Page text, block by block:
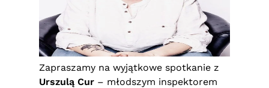
Zapraszamy na wyjątkowe spotkanie z
Urszulą Cur – młodszym inspektorem